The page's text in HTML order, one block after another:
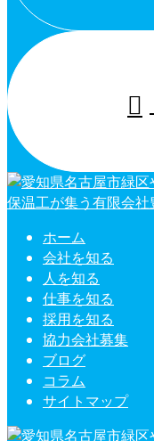
ホーム
会社を知る
人を知る
仕事を知る
採用を知る
協力会社募集
ブログ
コラム
サイトマップ